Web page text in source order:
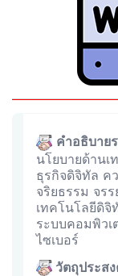
คำอธิบาย
นโยบายด้านเ
ธุรกิจดิจิทัล ค
จริยธรรม จร
เทคโนโลยีดิ
ระบบคอมพิว
ไซเบอร์
วัตถุประส